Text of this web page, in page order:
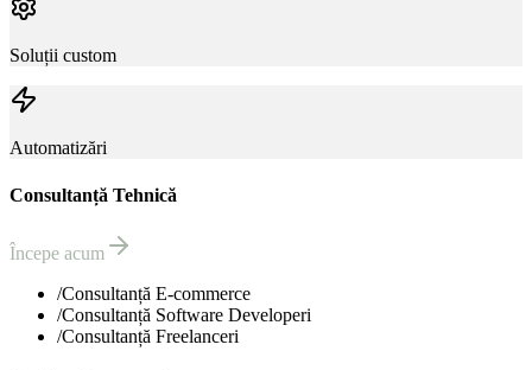
Soluții custom
Automatizări
Consultanță Tehnică
Începe acum
/Consultanță E-commerce
/Consultanță Software Developeri
/Consultanță Freelanceri